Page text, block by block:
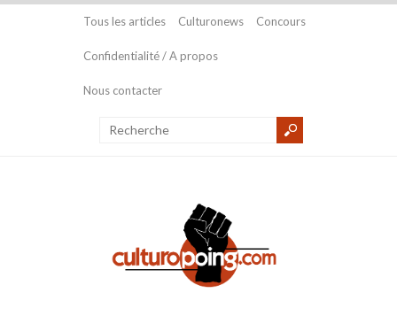
Tous les articles Culturonews Concours
Confidentialité / A propos
Nous contacter